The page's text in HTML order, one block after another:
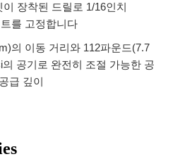
장착된 드릴로 1/16인치
를 고정합니다
의 이동 거리와 112파운드(7.7
공기로 완전히 조절 가능한 공
급 깊이